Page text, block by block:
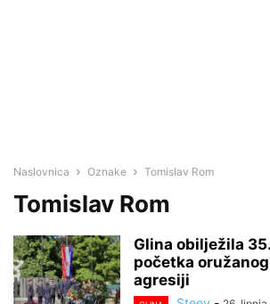
Naslovnica Oznake Tomislav Rom
Tomislav Rom
Glina obilježila
početka
agresiji